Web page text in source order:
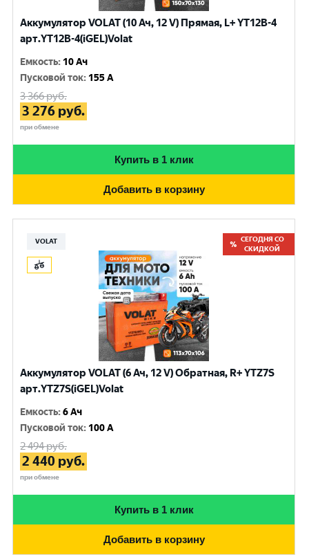
Аккумулятор VOLAT (10 Ач, 12 V) Прямая, L+ YT12B-4
арт.YT12B-4(iGEL)Volat
Емкость: 10 Ач
Пусковой ток: 155 A
3 366руб.
3 276 руб.
при обмене
Купить в 1 клик
Добавить в корзину
VOLAT
СЕГОДНЯ СО
СКИДКОЙ
Аккумулятор VOLAT (6 Ач, 12 V) Обратная, R+ YTZ7S
арт.YTZ7S(iGEL)Volat
Емкость:6 Ач
Пусковой ток: 100 A
2 494руб.
2 440 руб.
при обмене
Купить в 1 клик
Добавить в корзину